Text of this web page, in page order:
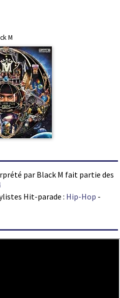
M
par Black M fait partie des
Hit-parade : Hip-Hop -